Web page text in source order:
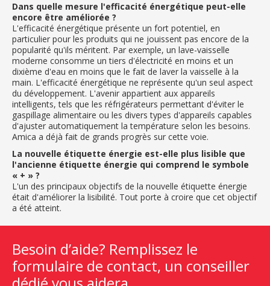
Dans quelle mesure l'efficacité énergétique peut-elle
encore être améliorée ?
L'efficacité énergétique présente un fort potentiel, en
particulier pour les produits qui ne jouissent pas encore de la
popularité qu'ils méritent. Par exemple, un lave-vaisselle
moderne consomme un tiers d'électricité en moins et un
dixième d'eau en moins que le fait de laver la vaisselle à la
main. L'efficacité énergétique ne représente qu'un seul aspect
du développement. L'avenir appartient aux appareils
intelligents, tels que les réfrigérateurs permettant d'éviter le
gaspillage alimentaire ou les divers types d'appareils capables
d'ajuster automatiquement la température selon les besoins.
Amica a déjà fait de grands progrès sur cette voie.
La nouvelle étiquette énergie est-elle plus lisible que
l'ancienne étiquette énergie qui comprend le symbole
« + » ?
L'un des principaux objectifs de la nouvelle étiquette énergie
était d'améliorer la lisibilité. Tout porte à croire que cet objectif
a été atteint.
Besoin d’aide? Remplissez le
formulaire de contact, un conseiller